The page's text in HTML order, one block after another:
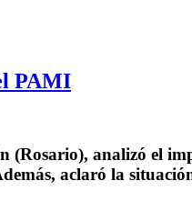
PAMI
analizó el
aclaró la